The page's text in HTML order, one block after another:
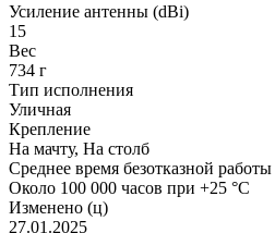
Усиление антенны (dBi)
15
Вес
734 г
Тип исполнения
Уличная
Крепление
На мачту, На столб
Среднее время безотказной работы
Около 100 000 часов при +25 °C
Изменено (ц)
27.01.2025